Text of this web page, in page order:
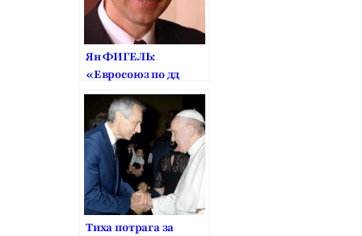
Ян ФИГЕЛЬ:
«Евросоюз по дд
ерживает реформы
образования в
Украине»
Тиха потрага за